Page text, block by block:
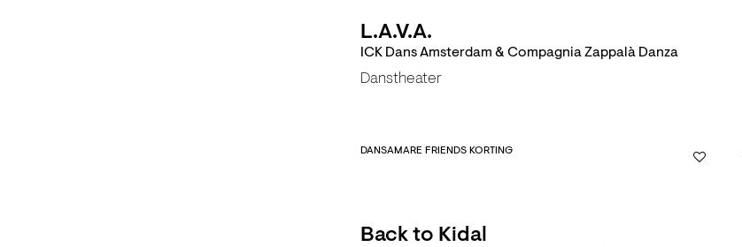
L.A.V.A.
ICK Dans Amsterdam & Compagnia Zappalà Danza
Danstheater
DANSAMARE FRIENDS KORTING
Back to Kidal